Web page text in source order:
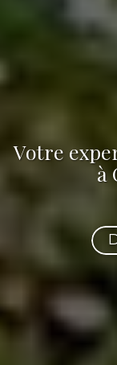
Votre
à